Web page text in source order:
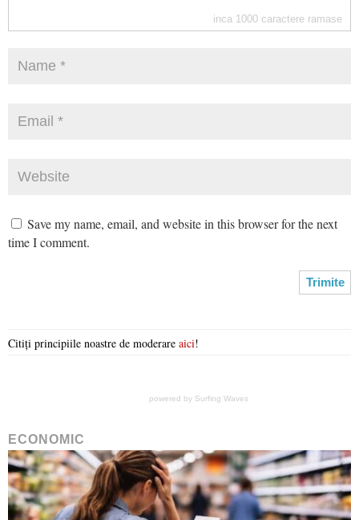
inca 1000 caractere ramase
Save my name, email, and website in this browser for the next
time I comment.
Citiți principiile noastre de moderare aici!
powered by Surfing Waves
ECONOMIC